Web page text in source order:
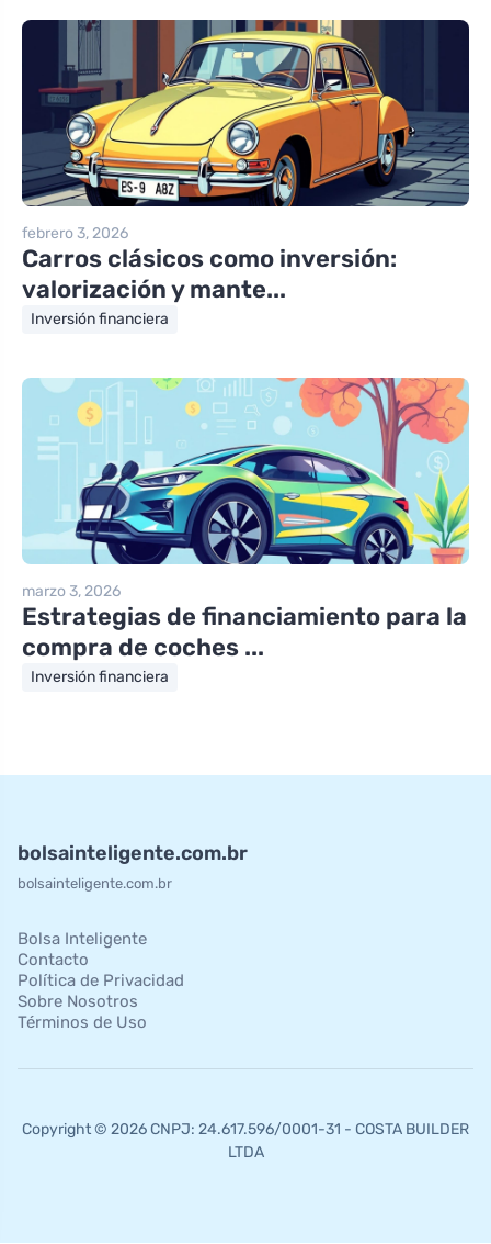
febrero 3, 2026
Carros clásicos como inversión:
valorización y mante...
Inversión financiera
marzo 3, 2026
Estrategias de financiamiento para la
compra de coches ...
Inversión financiera
bolsainteligente.com.br
bolsainteligente.com.br
Bolsa Inteligente
Contacto
Política de Privacidad
Sobre Nosotros
Términos de Uso
Copyright © 2026 CNPJ: 24.617.596/0001-31 - COSTA BUILDER
LTDA